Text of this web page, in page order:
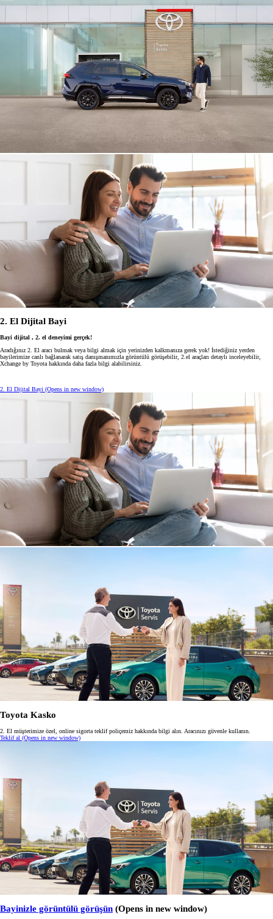
2. El Dijital Bayi
Bayi dijital , 2. el deneyimi gerçek!
Aradığınız 2. El aracı bulmak veya bilgi almak için yerinizden kalkmanıza gerek yok! İstediğiniz yerden
bayilerimize canlı bağlanarak satış danışmanımızla görüntülü görüşebilir, 2.el araçları detaylı inceleyebilir,
Xchange by Toyota hakkında daha fazla bilgi alabilirsiniz.
2. El Dijital Bayi (Opens in new window)
Toyota Kasko
2. El müşterimize özel, online sigorta teklif poliçemiz hakkında bilgi alın. Aracınızı güvenle kullanın.
Teklif al (Opens in new window)
Bayinizle görüntülü görüşün (Opens in new window)